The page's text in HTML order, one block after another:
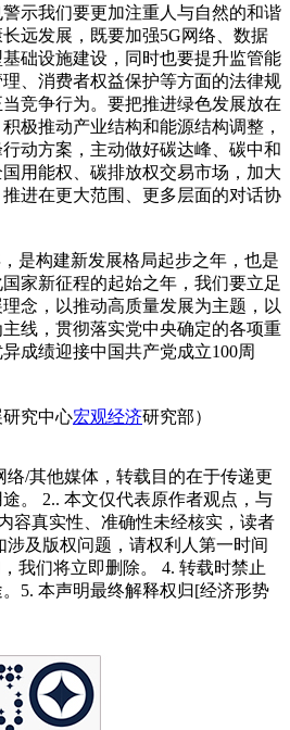
示我们要更加注重人与自然的和谐
远发展，既要加强5G网络、数据
础设施建设，同时也要提升监管能
、消费者权益保护等方面的法律规
竞争行为。要把推进绿色发展放在
极推动产业结构和能源结构调整，
动方案，主动做好碳达峰、碳中和
用能权、碳排放权交易市场，加大
进在更大范围、更多层面的对话协
是构建新发展格局起步之年，也是
家新征程的起始之年，我们要立足
念，以推动高质量发展为主题，以
线，贯彻落实党中央确定的各项重
成绩迎接中国共产党成立100周
研究中心宏观经济研究部）
络/其他媒体，转载目的在于传递更
。 2.. 本文仅代表原作者观点，与
容真实性、准确性未经核实，读者
涉及版权问题，请权利人第一时间
我们将立即删除。 4. 转载时禁止
5. 本声明最终解释权归[经济形势